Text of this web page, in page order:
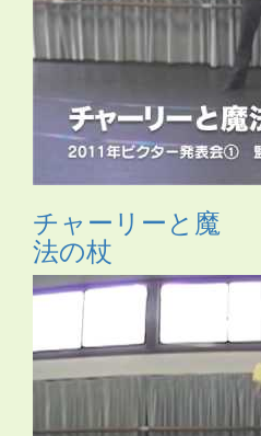
チャーリーと魔
法の杖